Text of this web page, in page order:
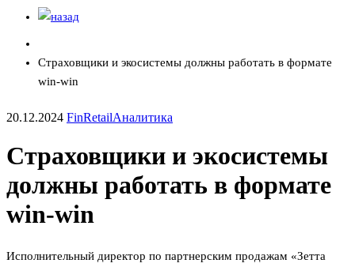
Страховщики и экосистемы должны работать в формате
win-win
20.12.2024 FinRetailАналитика
Страховщики и экосистемы
должны работать в формате
win-win
Исполнительный директор по партнерским продажам «Зетта